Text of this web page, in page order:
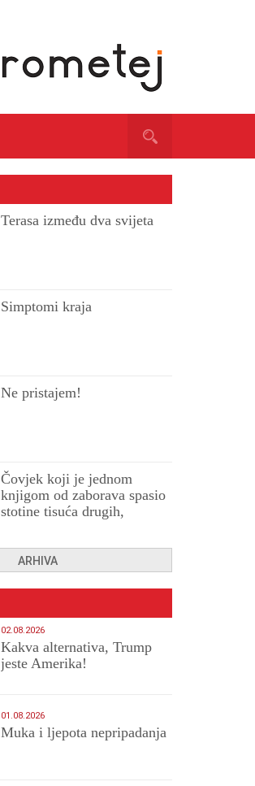
Terasa između dva svijeta
Simptomi kraja
Ne pristajem!
Čovjek koji je jednom
knjigom od zaborava spasio
stotine tisuća drugih,
ARHIVA
02.08.2026
Kakva alternativa, Trump
jeste Amerika!
01.08.2026
Muka i ljepota nepripadanja